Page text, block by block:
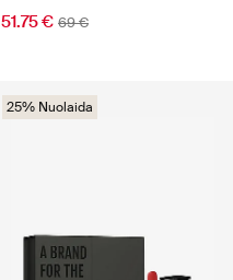
51.75 € 69 €
25% Nuolaida